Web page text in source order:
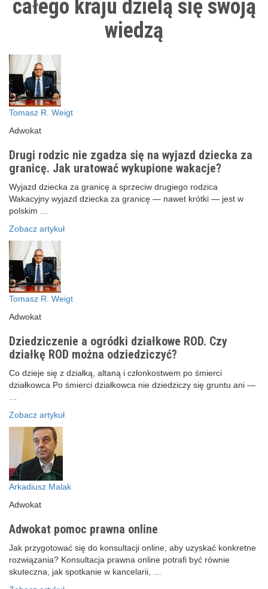
całego kraju dzielą się swoją
wiedzą
Tomasz R. Weigt
Adwokat
Drugi rodzic nie zgadza się na wyjazd dziecka za
granicę. Jak uratować wykupione wakacje?
Wyjazd dziecka za granicę a sprzeciw drugiego rodzica
Wakacyjny wyjazd dziecka za granicę — nawet krótki — jest w
polskim …
Zobacz artykuł
Tomasz R. Weigt
Adwokat
Dziedziczenie a ogródki działkowe ROD. Czy
działkę ROD można odziedziczyć?
Co dzieje się z działką, altaną i członkostwem po śmierci
działkowca Po śmierci działkowca nie dziedziczy się gruntu ani —
…
Zobacz artykuł
Arkadiusz Malak
Adwokat
Adwokat pomoc prawna online
Jak przygotować się do konsultacji online, aby uzyskać konkretne
rozwiązania? Konsultacja prawna online potrafi być równie
skuteczna, jak spotkanie w kancelarii, …